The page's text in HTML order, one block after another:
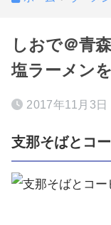
しおで＠青
塩ラーメン
2017年11月3日
支那そばとコ